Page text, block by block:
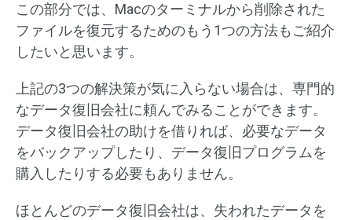
この部分では、Macのターミナルから削除された
ファイルを復元するためのもう1つの方法もご紹介
したいと思います。
上記の3つの解決策が気に入らない場合は、専門的
なデータ復旧会社に頼んでみることができます。
データ復旧会社の助けを借りれば、必要なデータ
をバックアップしたり、データ復旧プログラムを
購入したりする必要もありません。
ほとんどのデータ復旧会社は、失われたデータを